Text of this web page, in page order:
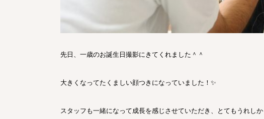
先日、一歳のお誕生日撮影にきてくれました＾＾
大きくなってたくましい顔つきになっていました！✨
スタッフも一緒になって成長を感じさせていただき、とてもうれし